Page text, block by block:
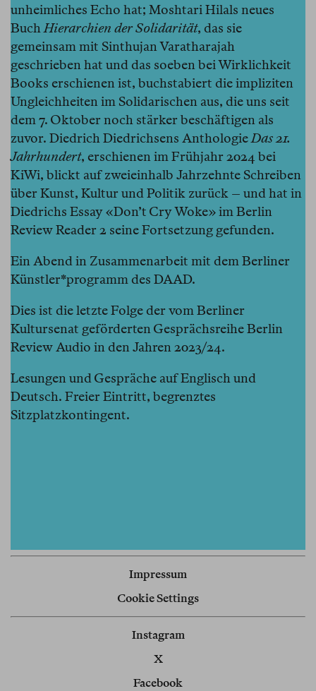
unheimliches Echo hat; Moshtari Hilals neues
BuchHierarchien der Solidarität, das sie
gemeinsam mit Sinthujan Varatharajah
geschrieben hat und das soeben bei Wirklichkeit
Books erschienen ist, buchstabiert die impliziten
Ungleichheiten im Solidarischen aus, die uns seit
dem 7. Oktober noch stärker beschäftigen als
zuvor. Diedrich Diedrichsens AnthologieDas 21.
Jahrhundert, erschienen im Frühjahr 2024 bei
KiWi, blickt auf zweieinhalb Jahrzehnte Schreiben
über Kunst, Kultur und Politik zurück – und hat in
Diedrichs Essay «Don’t Cry Woke» imBerlin
Review Reader 2 seine Fortsetzung gefunden.
Ein Abend in Zusammenarbeit mit dem Berliner
Künstler*programm des DAAD.
Dies ist die letzte Folge der vom Berliner
Kultursenat geförderten Gesprächsreihe Berlin
Review Audio in den Jahren 2023/24.
Lesungen und Gespräche auf Englisch und
Deutsch. Freier Eintritt, begrenztes
Sitzplatzkontingent.
Impressum
Cookie Settings
Instagram
X
Facebook